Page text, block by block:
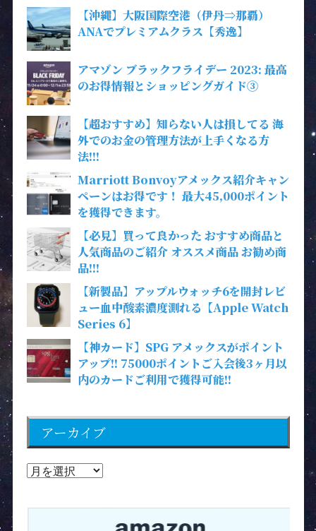
【沖縄】大阪国際空港（伊丹⇒那覇）
ANAでプレミアムクラス【秀逸】
アマゾン ブラックフライデー 2023: 最高
のお得情報とショッピングガイド③
【超おすすめ】知らない人は損してる 海
外でのお金の管理方法が上手くなる方
法!!!
Marriott Bonvoyアメックス紹介キャン
ペーンはお得です！ 最大45,000ポイント
を獲得できます。
【必見】買って良かった おすすめ商品と
人気商品のご紹介 オススメ商品 お勧め商
品!!!
【新製品】アップルウォッチ6を開封レビ
ュー血中酸素濃度測れる【Apple Watch
Series 6】
【神カード】SPG アメックスがポイント
アップ!! 75000ポイントご入会後3ヶ月以
内のカードご利用で獲得可能!!
アーカイブ